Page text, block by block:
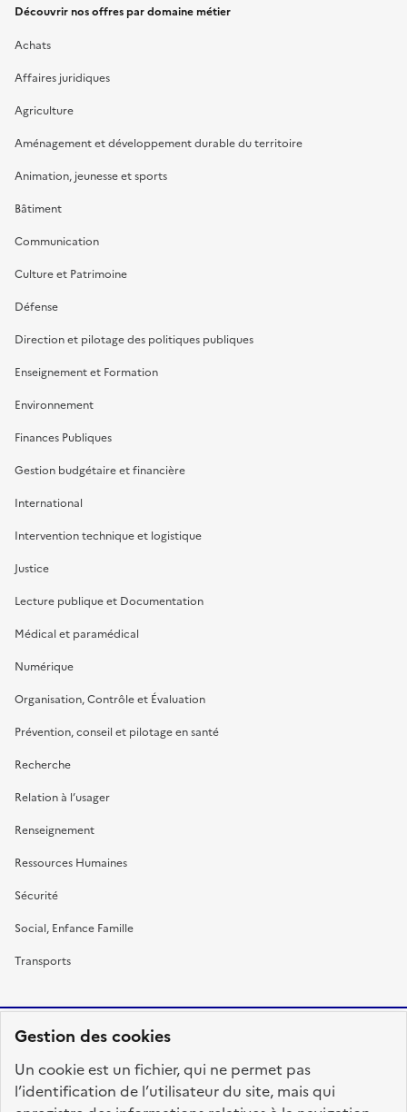
Gestion des cookies
Un cookie est un fichier, qui ne permet pas
l’identification de l’utilisateur du site, mais qui
Découvrir nos offres par domaine métier
Achats
Affaires juridiques
Agriculture
Aménagement et développement durable du territoire
Animation, jeunesse et sports
Bâtiment
Communication
Culture et Patrimoine
Défense
Direction et pilotage des politiques publiques
Enseignement et Formation
Environnement
Finances Publiques
Gestion budgétaire et financière
International
Intervention technique et logistique
Justice
Lecture publique et Documentation
Médical et paramédical
Numérique
Organisation, Contrôle et Évaluation
Prévention, conseil et pilotage en santé
Recherche
Relation à l’usager
Renseignement
Ressources Humaines
Sécurité
Social, Enfance Famille
Transports
FRANÇAISE